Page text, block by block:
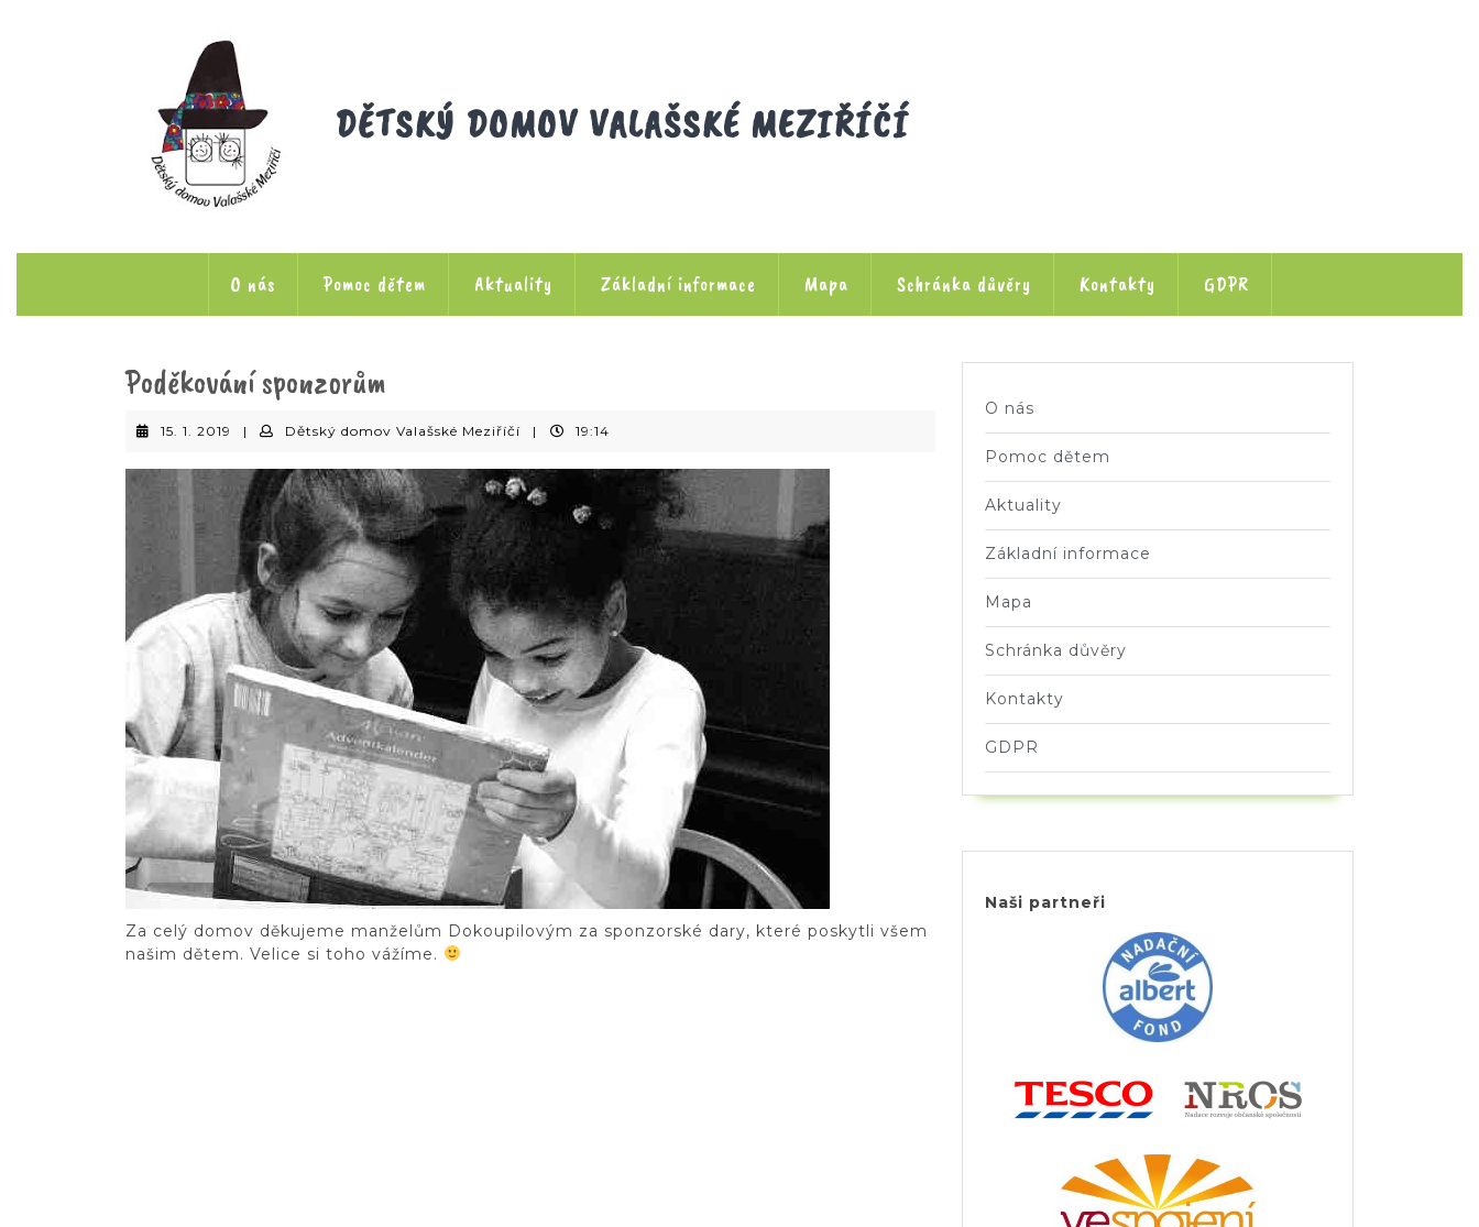
DĚTSKÝ DOMOV VALAŠSKÉ MEZIŘÍČÍ
O nás Pomoc dětem Aktuality Základní informace Mapa Schránka důvěry Kontakty GDPR
Poděkování sponzorům
15. 1. 2019 15.
2019
| Dětský domov Valašské Meziříčí Dětský
Valašské
Meziříčí
| 19:14
Za celý domov děkujeme manželům Dokoupilovým za sponzorské dary, které poskytli všem
našim dětem. Velice si toho vážíme.
O nás
Pomoc dětem
Aktuality
Základní informace
Mapa
Schránka důvěry
Kontakty
GDPR
Naši partneři